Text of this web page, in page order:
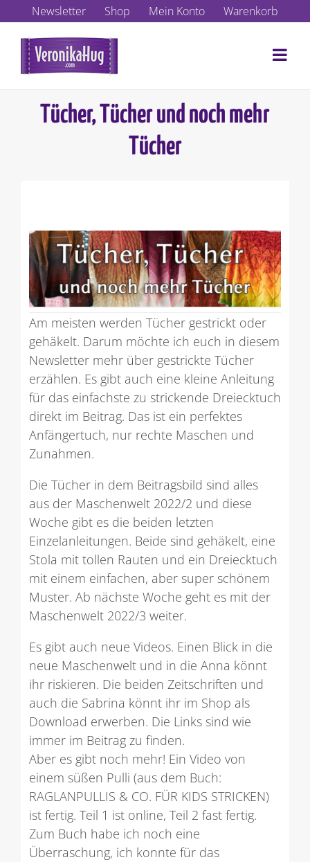
Inhalt
springen
Newsletter Shop Mein Konto Warenkorb
Tücher, Tücher und noch mehr
Tücher
Am meisten werden Tücher gestrickt oder
gehäkelt. Darum möchte ich euch in diesem
Newsletter mehr über gestrickte Tücher
erzählen. Es gibt auch eine kleine Anleitung
für das einfachste zu strickende Dreiecktuch
direkt im Beitrag. Das ist ein perfektes
Anfängertuch, nur rechte Maschen und
Zunahmen.
Die Tücher in dem Beitragsbild sind alles
aus der Maschenwelt 2022/2 und diese
Woche gibt es die beiden letzten
Einzelanleitungen. Beide sind gehäkelt, eine
Stola mit tollen Rauten und ein Dreiecktuch
mit einem einfachen, aber super schönem
Muster. Ab nächste Woche geht es mit der
Maschenwelt 2022/3 weiter.
Es gibt auch neue Videos. Einen Blick in die
neue Maschenwelt und in die Anna könnt
ihr riskieren. Die beiden Zeitschriften und
auch die Sabrina könnt ihr im Shop als
Download erwerben. Die Links sind wie
immer im Beitrag zu finden.
Aber es gibt noch mehr! Ein Video von
einem süßen Pulli (aus dem Buch:
RAGLANPULLIS & CO. FÜR KIDS STRICKEN)
ist fertig. Teil 1 ist online, Teil 2 fast fertig.
Zum Buch habe ich noch eine
Überraschung, ich konnte für das